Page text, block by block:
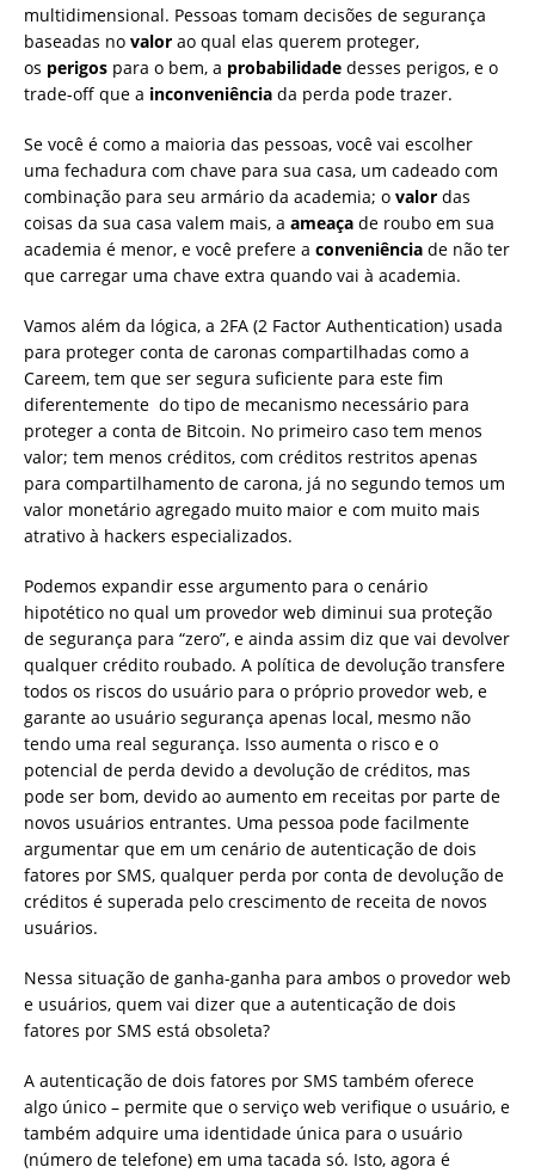
multidimensional. Pessoas tomam decisões de segurança
baseadas no valor ao qual elas querem proteger,
os perigos para o bem, a probabilidade desses perigos, e o
trade-off que a inconveniência da perda pode trazer.
Se você é como a maioria das pessoas, você vai escolher
uma fechadura com chave para sua casa, um cadeado com
combinação para seu armário da academia; o valor das
coisas da sua casa valem mais, a ameaça de roubo em sua
academia é menor, e você prefere a conveniência de não ter
que carregar uma chave extra quando vai à academia.
Vamos além da lógica, a 2FA (2 Factor Authentication) usada
para proteger conta de caronas compartilhadas como a
Careem, tem que ser segura suficiente para este fim
diferentemente do tipo de mecanismo necessário para
proteger a conta de Bitcoin. No primeiro caso tem menos
valor; tem menos créditos, com créditos restritos apenas
para compartilhamento de carona, já no segundo temos um
valor monetário agregado muito maior e com muito mais
atrativo à hackers especializados.
Podemos expandir esse argumento para o cenário
hipotético no qual um provedor web diminui sua proteção
de segurança para “zero”, e ainda assim diz que vai devolver
qualquer crédito roubado. A política de devolução transfere
todos os riscos do usuário para o próprio provedor web, e
garante ao usuário segurança apenas local, mesmo não
tendo uma real segurança. Isso aumenta o risco e o
potencial de perda devido a devolução de créditos, mas
pode ser bom, devido ao aumento em receitas por parte de
novos usuários entrantes. Uma pessoa pode facilmente
argumentar que em um cenário de autenticação de dois
fatores por SMS, qualquer perda por conta de devolução de
créditos é superada pelo crescimento de receita de novos
usuários.
Nessa situação de ganha-ganha para ambos o provedor web
e usuários, quem vai dizer que a autenticação de dois
fatores por SMS está obsoleta?
A autenticação de dois fatores por SMS também oferece
algo único – permite que o serviço web verifique o usuário, e
também adquire uma identidade única para o usuário
(número de telefone) em uma tacada só. Isto, agora é